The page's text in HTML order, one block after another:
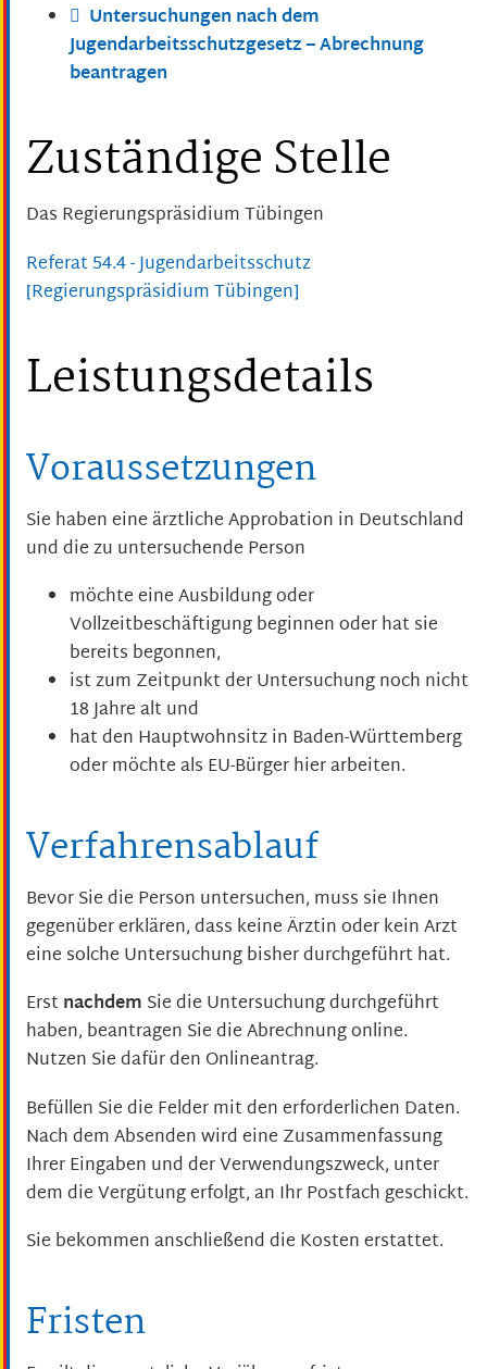
Untersuchungen nach dem
Jugendarbeitsschutzgesetz – Abrechnung
beantragen
Zuständige Stelle
Das Regierungspräsidium Tübingen
Referat 54.4 - Jugendarbeitsschutz
[Regierungspräsidium Tübingen]
Leistungsdetails
Voraussetzungen
Sie haben eine ärztliche Approbation in Deutschland
und die zu untersuchende Person
möchte eine Ausbildung oder
Vollzeitbeschäftigung beginnen oder hat sie
bereits begonnen,
ist zum Zeitpunkt der Untersuchung noch nicht
18 Jahre alt und
hat den Hauptwohnsitz in Baden-Württemberg
oder möchte als EU-Bürger hier arbeiten.
Verfahrensablauf
Bevor Sie die Person untersuchen, muss sie Ihnen
gegenüber erklären, dass keine Ärztin oder kein Arzt
eine solche Untersuchung bisher durchgeführt hat.
Erstnachdem Sie die Untersuchung durchgeführt
haben, beantragen Sie die Abrechnung online.
Nutzen Sie dafür den Onlineantrag.
Befüllen Sie die Felder mit den erforderlichen Daten.
Nach dem Absenden wird eine Zusammenfassung
Ihrer Eingaben und der Verwendungszweck, unter
dem die Vergütung erfolgt, an Ihr Postfach geschickt.
Sie bekommen anschließend die Kosten erstattet.
Fristen